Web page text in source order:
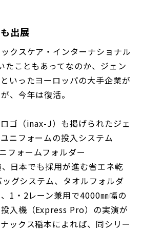
出展
クスケア・インターナショナル
たこともあってなのか、ジェン
いったヨーロッパの大手企業が
、今年は復活。
ゴ（inax-J）も掲げられたジェ
ニフォームの投入システム
フォームフォルダー
、日本でも採用が進む省エネ乾
グシステム、タオルフォルダ
1・2レーン兼用で4000㎜幅の
入機（Express Pro）の実演が
ックス稲本によれば、同シリー